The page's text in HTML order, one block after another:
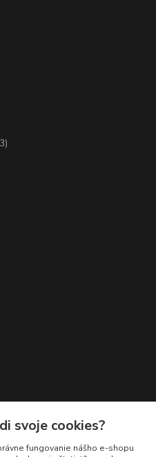
svoje cookies?
fungovanie nášho e-shopu